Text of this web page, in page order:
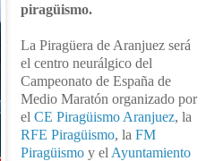
piragüismo.
La Piragüera de Aranjuez será
el centro neurálgico del
Campeonato de España de
Medio Maratón organizado por
el CE Piragüismo Aranjuez, la
RFE Piragüismo, la FM
Piragüismoy el Ayuntamiento